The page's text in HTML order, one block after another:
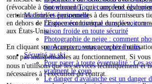
(révocable à tout moment), qui comprend
certaines données personnelles à des fournisseurs
en dehors de l'Espace économique européen,
aux États-Unis.
En cliquant surAccepter, vous acceptez
sont pas indispensables au fonctionnement. Si
nous n'utilisons que les services techniquement et
nécessaires à l'exécution du contrat.
Snowboard Tour et aux Jeux
Matériel et équipement
Équipement hivernal dans la voiture
saison froide en toute sécurité
Photographie de neige : comment
panoramas montagneux hivernaux
Sécurité au ski
Pour parer à toute éventualité : Ces
vraiment le coup
Le danger d'avalanche est un danger